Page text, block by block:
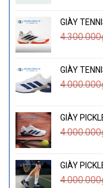
GIÀY
4.300.000
GIÀY
4.000.000
GIÀY
4.000.000
GIÀY
4.000.000